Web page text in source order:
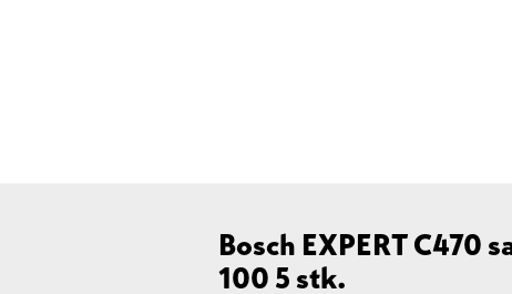
Bosch EXPERT C470
100 5 stk.